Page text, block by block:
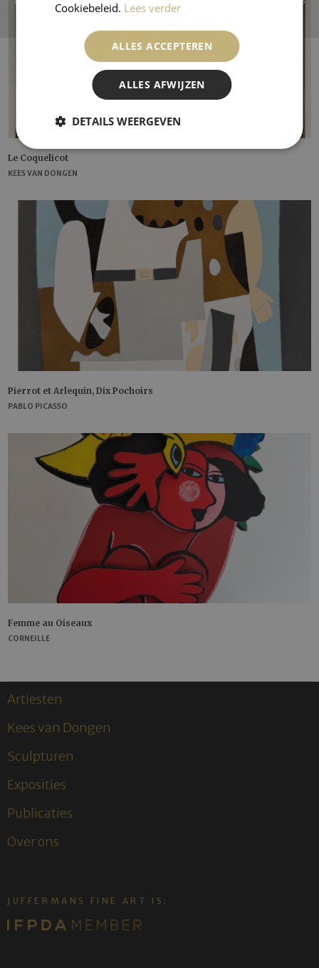
Le Coquelicot
KEES VAN DONGEN
Pierrot et Arlequin, Dix Pochoirs
PABLO PICASSO
Femme au Oiseaux
CORNEILLE
Artiesten
Kees van Dongen
Sculpturen
Exposities
Publicaties
Over ons
JUFFERMANS FINE ART IS:
Cookiebeleid. Lees verder
ALLES ACCEPTEREN
ALLES AFWIJZEN
DETAILS WEERGEVEN